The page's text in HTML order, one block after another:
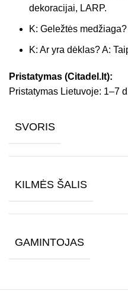
dekoracijai, LARP.
K: Geležtės
K: Ar yra dėklas? A:
Pristatymas (Citadel.lt):
Pristatymas Lietuvoje: 1–7
SVORIS
KILMĖS ŠALIS
GAMINTOJAS